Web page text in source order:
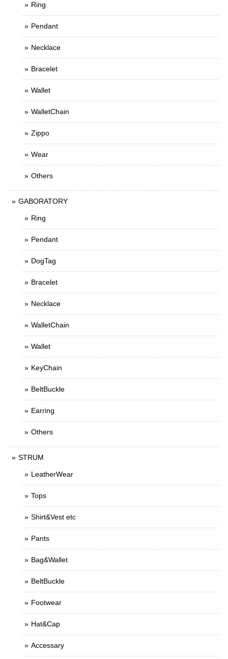
Ring
Pendant
Necklace
Bracelet
Wallet
WalletChain
Zippo
Wear
Others
GABORATORY
Ring
Pendant
DogTag
Bracelet
Necklace
WalletChain
Wallet
KeyChain
BeltBuckle
Earring
Others
STRUM
LeatherWear
Tops
Shirt&Vest etc
Pants
Bag&Wallet
BeltBuckle
Footwear
Hat&Cap
Accessary